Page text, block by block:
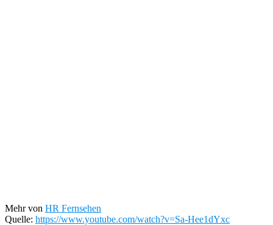
Mehr von HR Fernsehen
Quelle: https://www.youtube.com/watch?v=Sa-Hee1dYxc